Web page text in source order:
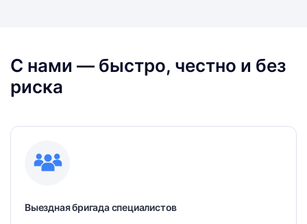
С нами — быстро, честно и без
риска
Выездная бригада специалистов